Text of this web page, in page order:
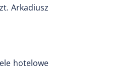
Arkadiusz
hotelowe